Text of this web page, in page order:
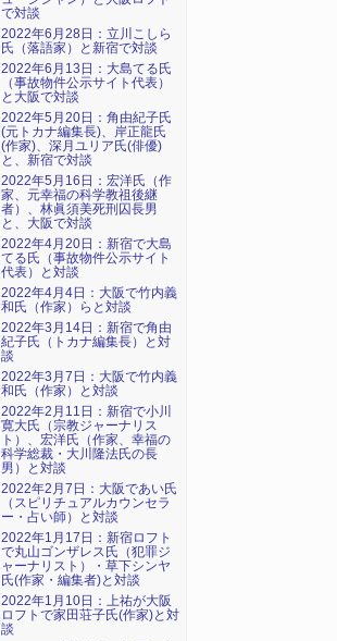
で対談
2022年6月28日：立川こしら
氏（落語家）と新宿で対談
2022年6月13日：大島てる氏
（事故物件公示サイト代表）
と大阪で対談
2022年5月20日：角由紀子氏
(元トカナ編集長)、岸正龍氏
(作家)、深月ユリア氏(俳優)
と、新宿で対談
2022年5月16日：宏洋氏（作
家、元幸福の科学教祖後継
者）、林眞須美死刑囚長男
と、大阪で対談
2022年4月20日：新宿で大島
てる氏（事故物件公示サイト
代表）と対談
2022年4月4日：大阪で竹内義
和氏（作家）らと対談
2022年3月14日：新宿で角由
紀子氏（トカナ編集長）と対
談
2022年3月7日：大阪で竹内義
和氏（作家）と対談
2022年2月11日：新宿で小川
寛大氏（宗教ジャーナリス
ト）、宏洋氏（作家、幸福の
科学総裁・大川隆法氏の長
男）と対談
2022年2月7日：大阪であい氏
（スピリチュアルカウンセラ
ー・占い師）と対談
2022年1月17日：新宿ロフト
で丸山ゴンザレス氏（犯罪ジ
ャーナリスト）・草下シンヤ
氏(作家・編集者)と対談
2022年1月10日：上祐が大阪
ロフトで家田荘子氏(作家)と対
談